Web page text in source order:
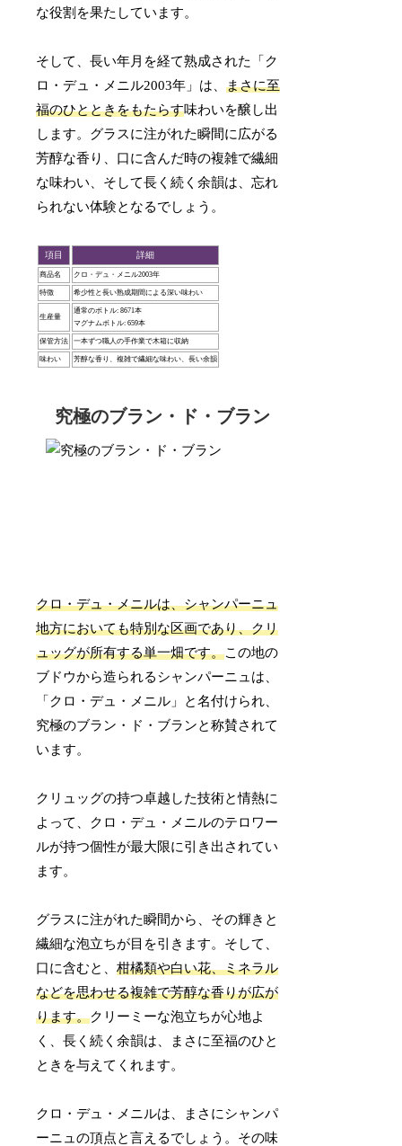
な役割を果たしています。
そして、長い年月を経て熟成された「ク
ロ・デュ・メニル2003年」は、まさに至
福のひとときをもたらす味わいを醸し出
します。グラスに注がれた瞬間に広がる
芳醇な香り、口に含んだ時の複雑で繊細
な味わい、そして長く続く余韻は、忘れ
られない体験となるでしょう。
項目 詳細
商品名 クロ・デュ・メニル2003年
特徴 希少性と長い熟成期間による深い味わい
生産量
通常のボトル: 8671本
マグナムボトル: 659本
保管方法 一本ずつ職人の手作業で木箱に収納
味わい 芳醇な香り、複雑で繊細な味わい、長い余韻
究極のブラン・ド・ブラン
クロ・デュ・メニルは、シャンパーニュ
地方においても特別な区画であり、クリ
ュッグが所有する単一畑です。この地の
ブドウから造られるシャンパーニュは、
「クロ・デュ・メニル」と名付けられ、
究極のブラン・ド・ブランと称賛されて
います。
クリュッグの持つ卓越した技術と情熱に
よって、クロ・デュ・メニルのテロワー
ルが持つ個性が最大限に引き出されてい
ます。
グラスに注がれた瞬間から、その輝きと
繊細な泡立ちが目を引きます。そして、
口に含むと、柑橘類や白い花、ミネラル
などを思わせる複雑で芳醇な香りが広が
ります。クリーミーな泡立ちが心地よ
く、長く続く余韻は、まさに至福のひと
ときを与えてくれます。
クロ・デュ・メニルは、まさにシャンパ
ーニュの頂点と言えるでしょう。その味